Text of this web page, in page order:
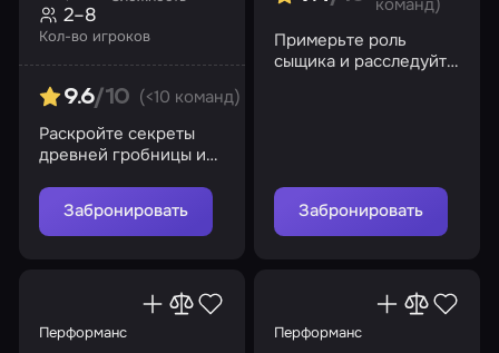
Кол-во игроков
2–8
9.6/10 (<10 команд)
Раскройте секреты
древней гробницы и
жезл!
Забронировать
Примерьте роль
сыщика и расследуйте
Забронировать
Перформанс Перформанс